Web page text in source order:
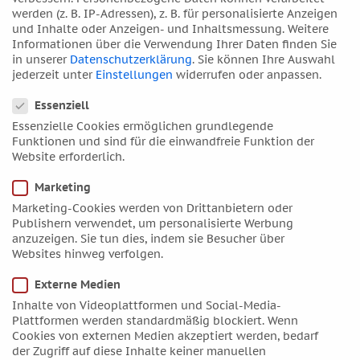
März 2019
Februar 2019
Januar 2019
Oktober 2018
September 2018
August 2018
Juli 2018
Juni 2018
Mai 2018
März 2018
Februar 2018
Januar 2018
werden (z. B. IP-Adressen), z. B. für personalisierte Anzeigen
und Inhalte oder Anzeigen- und Inhaltsmessung. Weitere
Informationen über die Verwendung Ihrer Daten finden Sie
in unserer Datenschutzerklärung. Sie können Ihre Auswahl
jederzeit unter Einstellungen widerrufen oder anpassen.
Essenziell
Essenzielle Cookies ermöglichen grundlegende
Funktionen und sind für die einwandfreie Funktion der
Website erforderlich.
Marketing
Marketing-Cookies werden von Drittanbietern oder
Publishern verwendet, um personalisierte Werbung
anzuzeigen. Sie tun dies, indem sie Besucher über
Websites hinweg verfolgen.
Externe Medien
Inhalte von Videoplattformen und Social-Media-
Plattformen werden standardmäßig blockiert. Wenn
Cookies von externen Medien akzeptiert werden, bedarf
der Zugriff auf diese Inhalte keiner manuellen